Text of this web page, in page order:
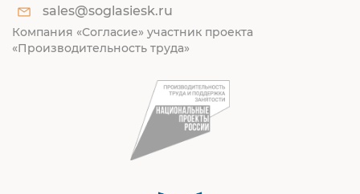
sales@soglasiesk.ru
Компания «Согласие» участник проекта
«Производительность труда»